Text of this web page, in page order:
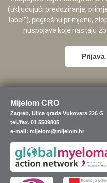
(uključujući predoziranje,
label”), pogrešnu primjenu,
nuspojave koje nastaju
Mijelom CRO
Zagreb, Ulica grada Vukovara 226 G
tel./fax. 01 5509805
e-mail: mijelom@mijelom.hr